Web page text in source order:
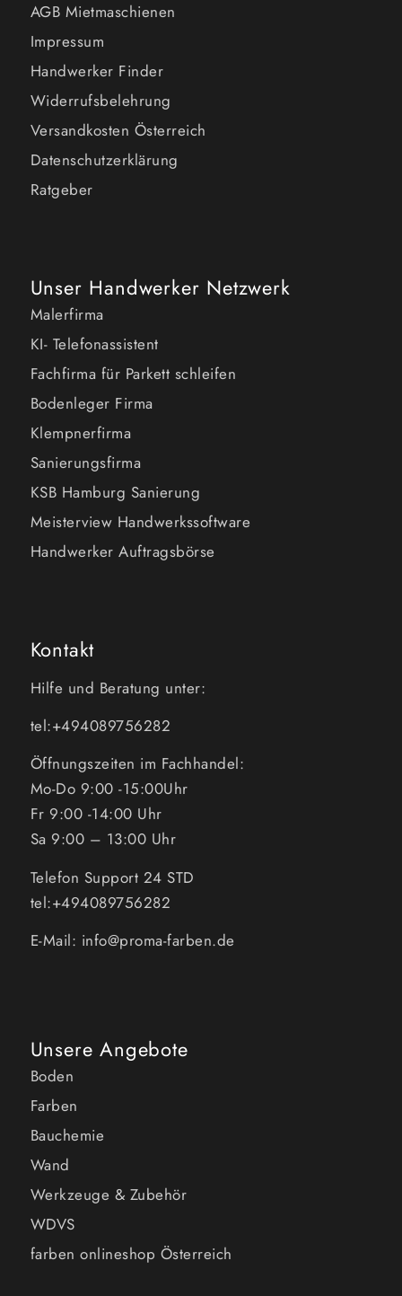
AGB Mietmaschienen
Impressum
Handwerker Finder
Widerrufsbelehrung
Versandkosten Österreich
Datenschutzerklärung
Ratgeber
Unser Handwerker Netzwerk
Malerfirma
KI- Telefonassistent
Fachfirma für Parkett schleifen
Bodenleger Firma
Klempnerfirma
Sanierungsfirma
KSB Hamburg Sanierung
Meisterview Handwerkssoftware
Handwerker Auftragsbörse
Kontakt
Hilfe und Beratung unter:
tel:+494089756282
Öffnungszeiten im Fachhandel:
Mo-Do 9:00 -15:00Uhr
Fr 9:00 -14:00 Uhr
Sa 9:00 – 13:00 Uhr
Telefon Support 24 STD
tel:+494089756282
E-Mail: info@proma-farben.de
Unsere Angebote
Boden
Farben
Bauchemie
Wand
Werkzeuge & Zubehör
WDVS
farben onlineshop Österreich